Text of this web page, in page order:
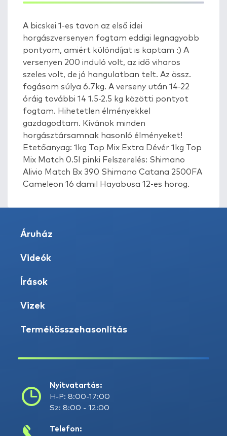
A bicskei 1-es tavon az első idei
horgászversenyen fogtam eddigi legnagyobb
pontyom, amiért különdíjat is kaptam :) A
versenyen 200 induló volt, az idő viharos
szeles volt, de jó hangulatban telt. Az össz.
fogásom súlya 6.7kg. A verseny után 14-22
óráig további 14 1.5-2.5 kg közötti pontyot
fogtam. Hihetetlen élményekkel
gazdagodtam. Kívánok minden
horgásztársamnak hasonló élményeket!
Etetőanyag: 1kg Top Mix Extra Dévér 1kg Top
Mix Match 0.5l pinki Felszerelés: Shimano
Alivio Match Bx 390 Shimano Catana 2500FA
Cameleon 16 damil Hayabusa 12-es horog.
Áruház
Videók
Írások
Vizek
Termékösszehasonlítás
Nyitvatartás:
H-P: 8:00-17:00
Sz: 8:00 - 12:00
Telefon: